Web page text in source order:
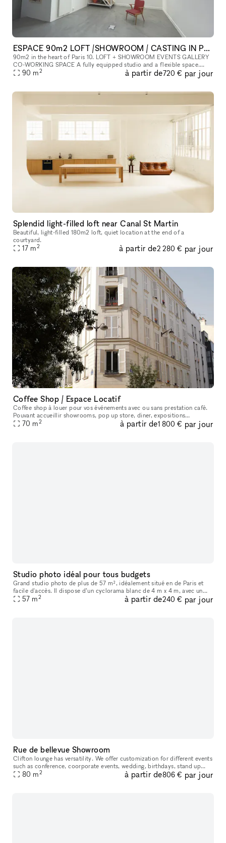
ESPACE 90m2 LOFT /SHOWROOM / CASTING IN PARIS 10ÈME - IDÉAL FASHION WEEK
90m2 in the heart of Paris 10. LOFT + SHOWROOM EVENTS GALLERY
CO-WORKING SPACE A fully equipped studio and a flexible space.
PHOTO STUDIO Available 24/7. Equipment on site and for rental (ask
90 m2 à partir de720 € par jour
Splendid light-filled loft near Canal St Martin
Beautiful, light-filled 180m2 loft, quiet location at the end of a
courtyard.
17 m2 à partir de2 280 € par jour
Coffee Shop / Espace Locatif
Coffee shop à louer pour vos événements avec ou sans prestation café.
Pouvant accueillir showrooms, pop up store, diner, expositions
temporaires (sans perçage), événements d'entreprises, masterclass.
70 m2 à partir de1 800 € par jour
Studio photo idéal pour tous budgets
Grand studio photo de plus de 57 m², idéalement situé en de Paris et
facile d'accès. Il dispose d’un cyclorama blanc de 4 m x 4 m, avec un
recul de plus de 8 mètres. (Changement de couleur possible s
57 m2 à partir de240 € par jour
Rue de bellevue Showroom
Clifton lounge has versatility. We offer customization for different events
such as conference, coorporate events, wedding, birthdays, stand up
comedy.Secondly,we are less expensive than other event
80 m2 à partir de806 € par jour